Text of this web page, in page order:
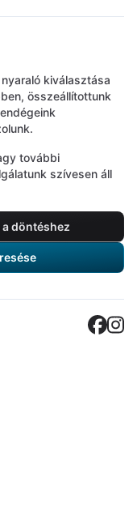
kiválasztása
összeállítottunk
további
szívesen áll
döntéshez